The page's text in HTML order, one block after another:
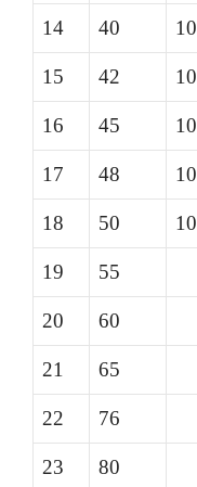
14 40 10
15 42 10
16 45 10
17 48 10
18 50 10
19 55
20 60
21 65
22 76
23 80